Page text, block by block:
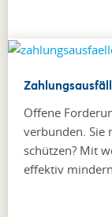
Offene
verbunden. Sie
schützen? Mit
effektiv mindern.